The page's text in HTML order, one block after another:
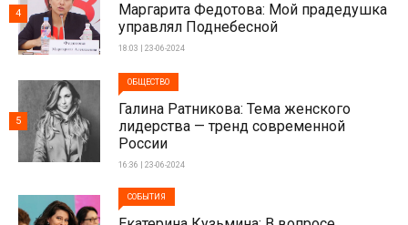
Маргарита Федотова: Мой прадедушка
управлял Поднебесной
18:03 | 23-06-2024
4
ОБЩЕСТВО
Галина Ратникова: Тема женского
лидерства — тренд современной
России
16:36 | 23-06-2024
5
СОБЫТИЯ